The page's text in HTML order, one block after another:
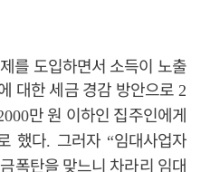
를 도입하면서 소득이 노출
대한 세금 경감 방안으로 2
만 원 이하인 집주인에게
했다. 그러자 “임대사업자
폭탄을 맞느니 차라리 임대